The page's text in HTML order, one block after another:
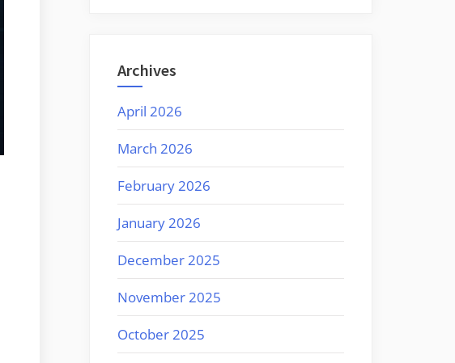
Archives
April 2026
March 2026
February 2026
January 2026
December 2025
November 2025
October 2025